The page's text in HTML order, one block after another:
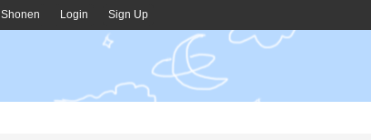
Shonen Login Sign Up